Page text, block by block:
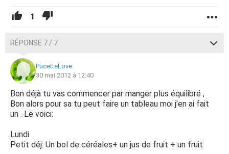
1
RÉPONSE 7 / 7
PucetteLove
30 mai 2012 à 12:40
Bon déjà tu vas commencer par manger plus équilibré ,
Bon alors pour sa tu peut faire un tableau moi j'en ai fait
un . Le voici:
Lundi
Petit déj: Un bol de céréales+ un jus de fruit + un fruit